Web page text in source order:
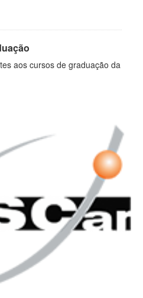
aos cursos de graduação da